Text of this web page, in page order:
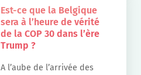
Est-ce que la Belgique
sera à l’heure de vérité
de la COP 30 dans l’ère
Trump ?
A l’aube de l’arrivée des